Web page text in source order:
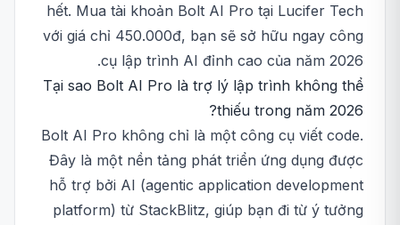
hết. Mua tài khoản Bolt AI Pro tại Lucifer Tech
với giá chỉ 450.000đ, bạn sẽ sở hữu ngay công
cụ lập trình AI đỉnh cao của năm 2026.
Tại sao Bolt AI Pro là trợ lý lập trình không thể
thiếu trong năm 2026?
Bolt AI Pro không chỉ là một công cụ viết code.
Đây là một nền tảng phát triển ứng dụng được
hỗ trợ bởi AI (agentic application development
platform) từ StackBlitz, giúp bạn đi từ ý tưởng